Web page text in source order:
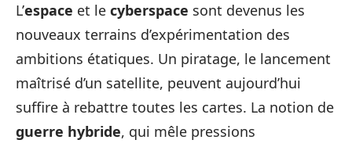
L’espace et le cyberspace sont devenus les
nouveaux terrains d’expérimentation des
ambitions étatiques. Un piratage, le lancement
maîtrisé d’un satellite, peuvent aujourd’hui
suffire à rebattre toutes les cartes. La notion de
guerre hybride, qui mêle pressions